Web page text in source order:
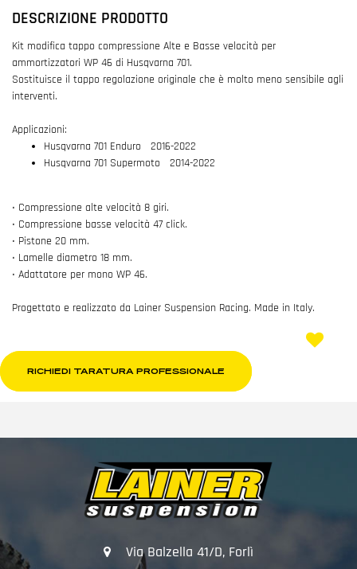
DESCRIZIONE PRODOTTO
Kit modifica tappo compressione Alte e Basse velocità per
ammortizzatori WP 46 di Husqvarna 701.
Sostituisce il tappo regolazione originale che è molto meno sensibile agli
interventi.
Applicazioni:
Husqvarna 701 Enduro 2016-2022
Husqvarna 701 Supermoto 2014-2022
• Compressione alte velocità 8 giri.
• Compressione basse velocità 47 click.
• Pistone 20 mm.
• Lamelle diametro 18 mm.
• Adattatore per mono WP 46.
Progettato e realizzato da Lainer Suspension Racing. Made in Italy.
RICHIEDI TARATURA PROFESSIONALE
Via Balzella 41/D, Forlì